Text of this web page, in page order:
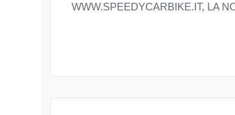
WWW.SPEEDYCARBIKE.IT, LA